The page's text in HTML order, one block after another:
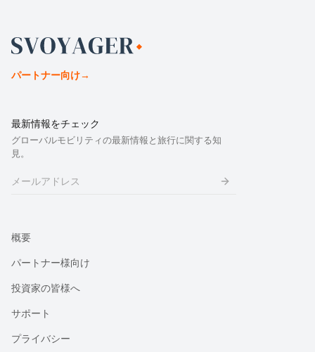
パートナー向け→
最新情報をチェック
グローバルモビリティの最新情報と旅行に関する知
見。
概要
パートナー様向け
投資家の皆様へ
サポート
プライバシー